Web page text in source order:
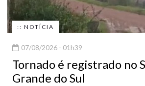
:: NOTÍCIA
07/08/2026 - 01h39
Tornado é registrado no
Grande do Sul